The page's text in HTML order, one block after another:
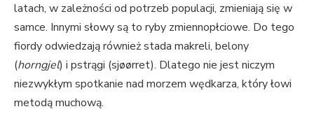
latach, w zależności od potrzeb populacji, zmieniają się w
samce. Innymi słowy są to ryby zmiennopłciowe. Do tego
fiordy odwiedzają również stada makreli, belony
(horngjel) i pstrągi (sjøørret). Dlatego nie jest niczym
niezwykłym spotkanie nad morzem wędkarza, który łowi
metodą muchową.